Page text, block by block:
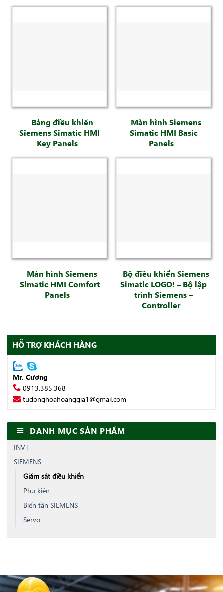
HỖ TRỢ KHÁCH HÀNG
Mr. Cương
0913.385.368
tudonghoahoanggia1@gmail.com
DANH MỤC SẢN PHẨM
INVT
SIEMENS
Giám sát điều khiển
Phụ kiện
Biến tần SIEMENS
Servo
Bảng điều khiển
Siemens Simatic HMI
Key Panels
Màn hình Siemens
Simatic HMI Basic
Panels
Màn hình Siemens
Simatic HMI Comfort
Panels
Bộ điều khiển Siemens
Simatic LOGO! – Bộ lập
trình Siemens –
Controller